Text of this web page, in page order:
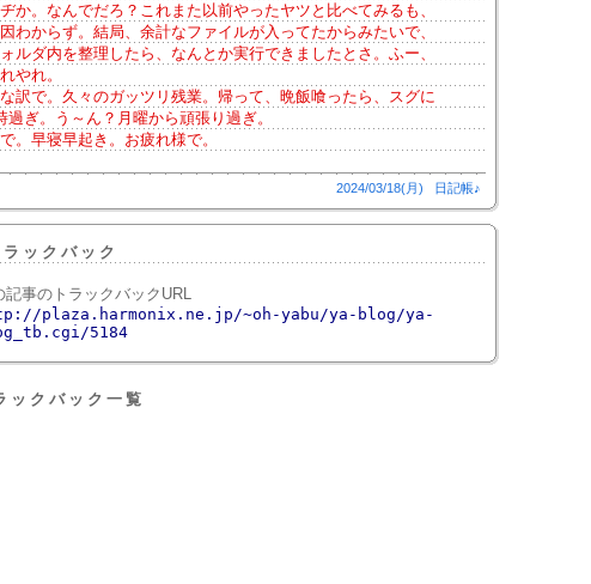
か。なんでだろ？これまた以前やったヤツと比べてみるも、
わからず。結局、余計なファイルが入ってたからみたいで、
ルダ内を整理したら、なんとか実行できましたとさ。ふー、
やれ。
訳で。久々のガッツリ残業。帰って、晩飯喰ったら、スグに
過ぎ。う～ん？月曜から頑張り過ぎ。
。早寝早起き。お疲れ様で。
2024/03/18(月) 日記帳♪
ラックバック
記事のトラックバックURL
plaza.harmonix.ne.jp/~oh-yabu/ya-blog/ya-
5184
ックバック一覧